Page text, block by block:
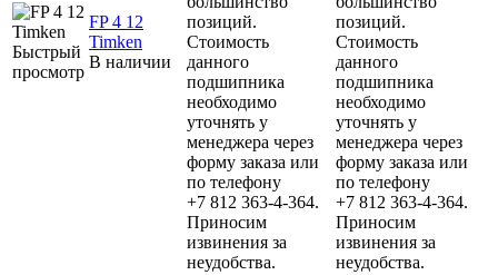
Быстрый
просмотр
FP 4 12
Timken
В наличии
позиций.
Стоимость
данного
подшипника
необходимо
уточнять у
менеджера через
форму заказа или
по телефону
+7 812 363-4-364.
Приносим
извинения за
неудобства.
позиций.
Стоимость
данного
подшипника
необходимо
уточнять у
менеджера через
форму заказа или
по телефону
+7 812 363-4-364.
Приносим
извинения за
неудобства.